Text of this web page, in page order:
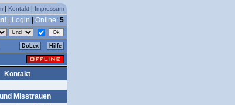
| Kontakt | Impressum
Login Online: 5
DoLex Hilfe
Kontakt
Misstrauen